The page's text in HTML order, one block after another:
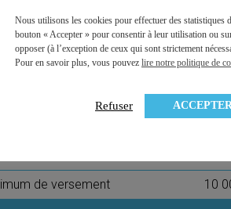
de PME
non
physique (SCPI, OPCI, SCI)
non
de versement
10
Nous utilisons les cookies pour effectuer des statistiques
bouton « Accepter » pour consentir à leur utilisation ou
opposer (à l’exception de ceux qui sont strictement
Pour en savoir plus, vous pouvez lire notre politique de
Refuser ACCEPTER